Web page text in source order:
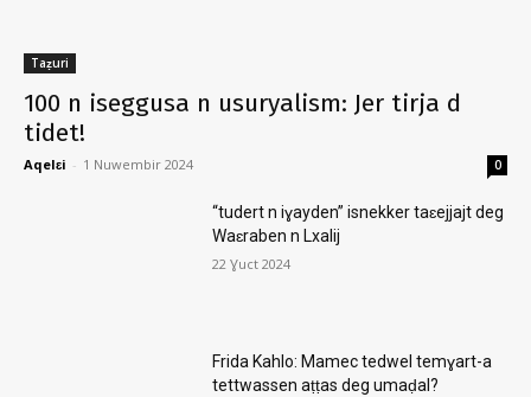
Taẓuri
100 n iseggusa n usuryalism: Jer tirja d
tidet!
Aqelɛi - 1 Nuwembir 2024 0
“tudert n iɣayden” isnekker taɛejjajt deg
Waɛraben n Lxalij
22 Ɣuct 2024
Frida Kahlo: Mamec tedwel temɣart-a
tettwassen aṭṭas deg umaḍal?